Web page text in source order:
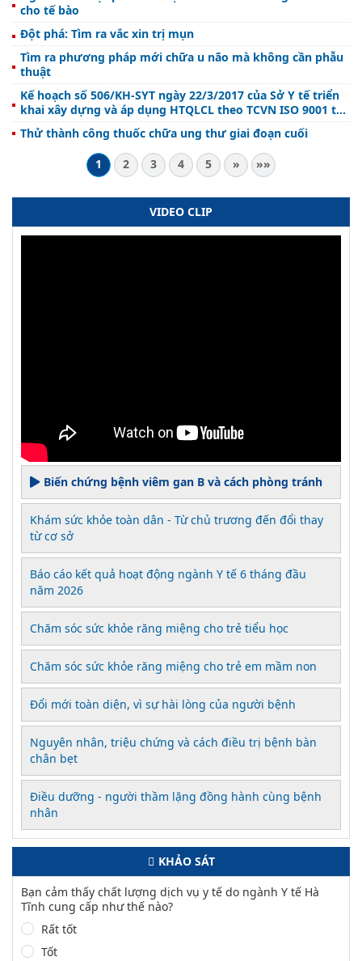
cho tế bào
Đột phá: Tìm ra vắc xin trị mụn
Tìm ra phương pháp mới chữa u não mà không cần phẫu
thuật
Kế hoạch số 506/KH-SYT ngày 22/3/2017 của Sở Y tế triển
khai xây dựng và áp dụng HTQLCL theo TCVN ISO 9001 tại
Sở Y tế Hà Tĩnh năm 2017
Thử thành công thuốc chữa ung thư giai đoạn cuối
1
2 3 4 5 » »»
VIDEO CLIP
Biến chứng bệnh viêm gan B và cách phòng tránh
Khám sức khỏe toàn dân - Từ chủ trương đến đổi thay
từ cơ sở
Báo cáo kết quả hoạt động ngành Y tế 6 tháng đầu
năm 2026
Chăm sóc sức khỏe răng miệng cho trẻ tiểu học
Chăm sóc sức khỏe răng miệng cho trẻ em mầm non
Đổi mới toàn diện, vì sự hài lòng của người bệnh
Nguyên nhân, triệu chứng và cách điều trị bệnh bàn
chân bẹt
Điều dưỡng - người thầm lặng đồng hành cùng bệnh
nhân
KHẢO SÁT
Bạn cảm thấy chất lượng dịch vụ y tế do ngành Y tế Hà
Tĩnh cung cấp như thế nào?
Rất tốt
Tốt